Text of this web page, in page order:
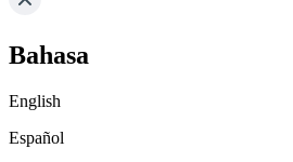
Bahasa
English
Español